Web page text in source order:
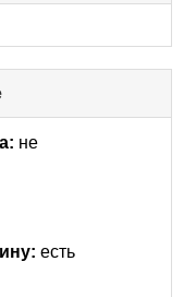
to
collapse
не
есть